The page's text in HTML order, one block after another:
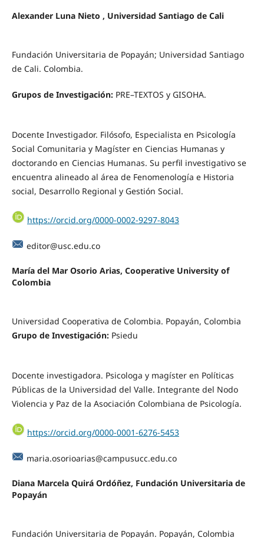
Alexander Luna Nieto , Universidad Santiago de Cali
Fundación Universitaria de Popayán; Universidad Santiago
de Cali. Colombia.
Grupos de Investigación:PRE–TEXTOS y GISOHA.
Docente Investigador. Filósofo, Especialista en Psicología
Social Comunitaria y Magíster en Ciencias Humanas y
doctorando en Ciencias Humanas. Su perfil investigativo se
encuentra alineado al área de Fenomenología e Historia
social, Desarrollo Regional y Gestión Social.
https://orcid.org/0000-0002-9297-8043
editor@usc.edu.co
María del Mar Osorio Arias, Cooperative University of
Colombia
Universidad Cooperativa de Colombia. Popayán, Colombia
Grupo de Investigación:Psiedu
Docente investigadora. Psicologa y magíster en Políticas
Públicas de la Universidad del Valle. Integrante del Nodo
Violencia y Paz de la Asociación Colombiana de Psicología.
https://orcid.org/0000-0001-6276-5453
maria.osorioarias@campusucc.edu.co
Diana Marcela Quirá Ordóñez, Fundación Universitaria de
Popayán
Fundación Universitaria de Popayán. Popayán, Colombia